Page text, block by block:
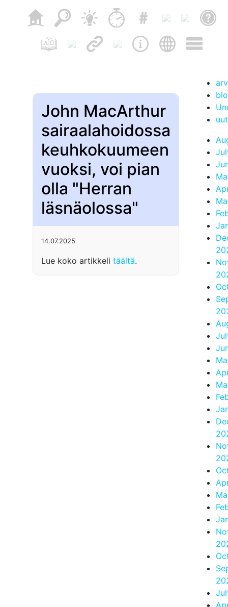
John MacArthur
sairaalahoidossa
keuhkokuumeen
vuoksi, voi pian
olla "Herran
läsnäolossa"
14.07.2025
Lue koko artikkeli täältä.